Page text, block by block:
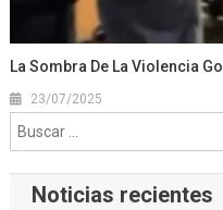
La Sombra De La Violencia
23/07/2025
Noticias recientes